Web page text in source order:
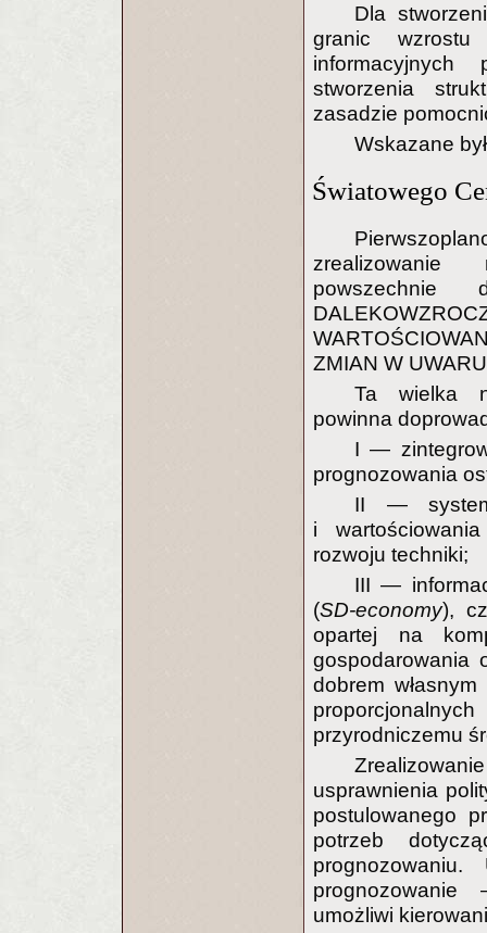
Dla
granic wzrostu
stworzenia
zasadzie
Wskazane
Światowego
zrealizowanie
powszechnie
ZMIAN W
Ta wielka
powinna
I —
prognozowania
II —
i
rozwoju techniki;
III —
(SD-economy),
opartej na
gospodarowania
dobrem
przyrodniczemu
usprawnienia
postulowanego
potrzeb
prognozowanie
umożliwi